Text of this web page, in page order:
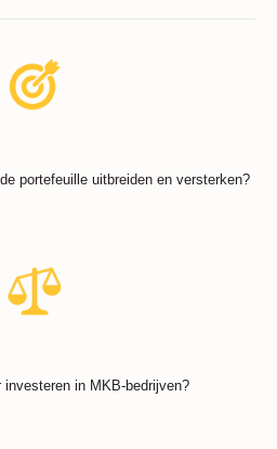
portefeuille uitbreiden en versterken?
in MKB-bedrijven?